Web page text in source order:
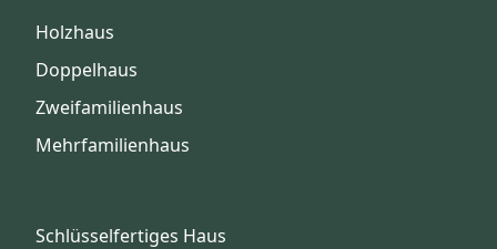
Holzhaus
Doppelhaus
Zweifamilienhaus
Mehrfamilienhaus
Schlüsselfertiges Haus